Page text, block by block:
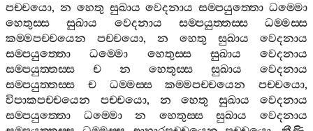
පච‍්චයො, න හෙතු සුඛාය වෙදනාය සම‍්පයුත‍්තො ධම‍්මො
හෙතුස‍්ස
සුඛාය වෙදනාය සම‍්පයුත‍්තස‍්ස
ධම‍්මස‍්ස
කම‍්මපච‍්චයෙන
පච‍්චයො, න හෙතු සුඛාය
වෙදනාය
සම‍්පයුත‍්තො
ධම‍්මො හෙතුස‍්ස සුඛාය
වෙදනාය
සම‍්පයුත‍්තස‍්ස
ච න හෙතුස‍්ස සුඛාය
වෙදනාය
සම‍්පයුත‍්තස‍්ස
ච ධම‍්මස‍්ස කම‍්මපච‍්චයෙන පච‍්චයො,
විපාකපච‍්චයෙන
පච‍්චයො, න හෙතු සුඛාය
වෙදනාය
සම‍්පයුත‍්තො
ධම‍්මො න හෙතුස‍්ස සුඛාය
වෙදනාය